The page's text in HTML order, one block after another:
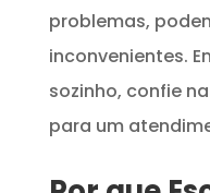
problemas,
inconvenientes.
sozinho, confie
para um